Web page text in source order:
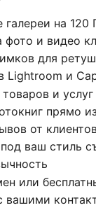
галереи на 120
фото и видео
для
Lightroom и
и услуг
прямо
от
ваш стиль
или
вашими